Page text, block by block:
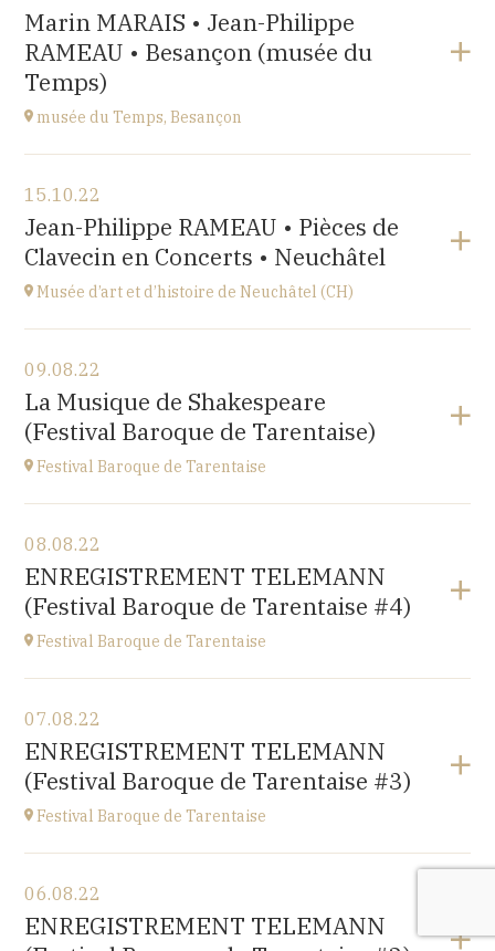
Salle Roger Planchon
54 Boulevard Waldeck Rousseau 42400 St Chamond
à17H
Marin MARAIS • Jean-Philippe
RAMEAU • Besançon (musée du
Temps)
musée du Temps, Besançon
Palais Granvelle, 96 Grande Rue
à15H
15.10.22
Jean-Philippe RAMEAU • Pièces de
Clavecin en Concerts • Neuchâtel
Musée d’art et d’histoire de Neuchâtel (CH)
Esplanade Léopold-Robert 1 CH-2000 Neuchâtel
à20:15
09.08.22
La Musique de Shakespeare
(Festival Baroque de Tarentaise)
Festival Baroque de Tarentaise
Savoie
à21H00
08.08.22
ENREGISTREMENT TELEMANN
(Festival Baroque de Tarentaise #4)
Festival Baroque de Tarentaise
Savoie
à10H
07.08.22
ENREGISTREMENT TELEMANN
(Festival Baroque de Tarentaise #3)
Festival Baroque de Tarentaise
Savoie
à10H
06.08.22
ENREGISTREMENT TELEMANN